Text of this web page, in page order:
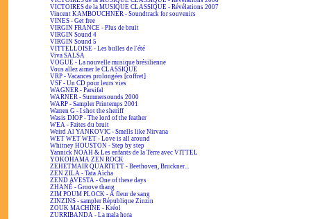
VICTOIRES de la MUSIQUE CLASSIQUE - Révélations 2007
Vincent KAMBOUCHNER - Soundtrack for souvenirs
VINES - Get free
VIRGIN FRANCE - Plus de bruit
VIRGIN Sound 4
VIRGIN Sound 5
VITTELLOISE - Les bulles de l'été
Viva SALSA
VOGUE - La nouvelle musique brésilienne
Vous allez aimer le CLASSIQUE
VRP - Vacances prolongées [coffret]
VSF - Un CD pour leurs vies
WAGNER - Parsifal
WARNER - Summersounds 2000
WARP - Sampler Printemps 2001
Warren G - I shot the sheriff
Wasis DIOP - The lord of the feather
WEA - Faites du bruit
Weird Al YANKOVIC - Smells like Nirvana
WET WET WET - Love is all around
Whitney HOUSTON - Step by step
Yannick NOAH & Les enfants de la Terre avec VITTEL
YOKOHAMA ZEN ROCK
ZEHETMAIR QUARTETT - Beethoven, Bruckner...
ZEN ZILA - Tata Aïcha
ZEND AVESTA - One of these days
ZHANÉ - Groove thang
ZIM POUM PLOCK - A fleur de sang
ZINZINS - sampler République Zinzin
ZOUK MACHINE - Kréol
ZURRIBANDA - La mala hora